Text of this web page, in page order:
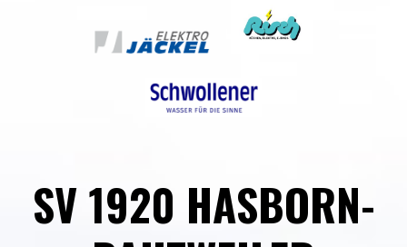
SV 1920 HASBORN-